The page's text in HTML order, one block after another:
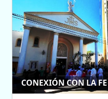
CONEXIÓN CON LA FE